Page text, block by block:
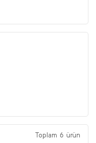
Toplam 6 ürün